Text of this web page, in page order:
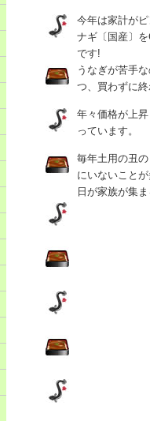
今年は家計が
ナギ〔国産〕
です!
うなぎが苦手
つ、買わずに
年々価格が上
っています。
毎年土用の丑
にいないこと
日が家族が集